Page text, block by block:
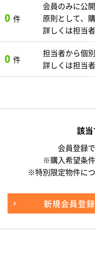
0 件
会員のみに公
原則として、
詳しくは担当
0 件
担当者から個
詳しくは担当
該当
会員登録
※購入希望条
※特別限定物件に
新規会員登録